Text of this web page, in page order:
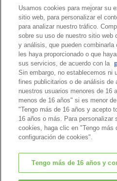
Página de
©
Usamos cookies para mejorar su
sitio web, para personalizar el
para analizar nuestro tráfico.
sobre su uso de nuestro sitio web
y análisis, que pueden combinarla
les haya proporcionado o que
sus servicios, de acuerdo con la
Sin embargo, no establecemos ni
fines publicitarios o de análisis de
nuestros usuarios menores de 16
menos de 16 años" si es menor
"Tengo más de 16 años y acepto
16 años o más. Para personalizar
cookies, haga clic en "Tengo más
configuración de cookies".
Tengo más de 16 años y